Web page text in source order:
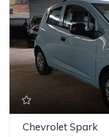
Chevrolet Spark